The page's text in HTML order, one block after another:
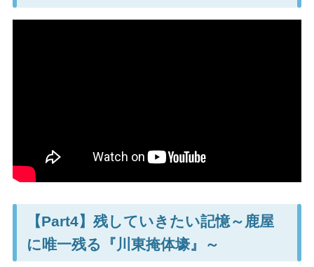
【Part4】残していきたい記憶～鹿屋
に唯一残る『川東掩体壕』～